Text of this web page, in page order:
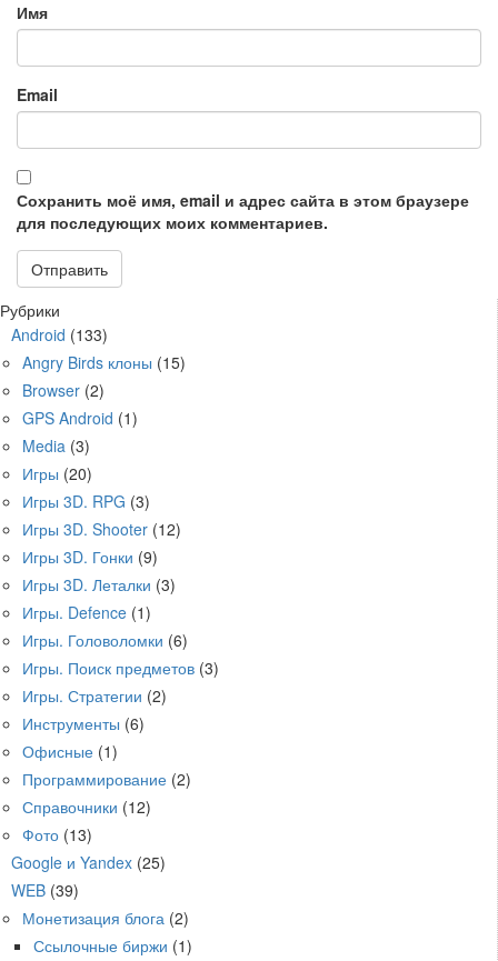
Имя
Email
Сохранить моё имя, email и адрес сайта в этом браузере
для последующих моих комментариев.
Рубрики
Android (133)
Angry Birds клоны (15)
Browser (2)
GPS Android (1)
Media (3)
Игры (20)
Игры 3D. RPG (3)
Игры 3D. Shooter (12)
Игры 3D. Гонки (9)
Игры 3D. Леталки (3)
Игры. Defence (1)
Игры. Головоломки (6)
Игры. Поиск предметов (3)
Игры. Стратегии (2)
Инструменты (6)
Офисные (1)
Программирование (2)
Справочники (12)
Фото (13)
Google и Yandex (25)
WEB (39)
Монетизация блога (2)
Ссылочные биржи (1)